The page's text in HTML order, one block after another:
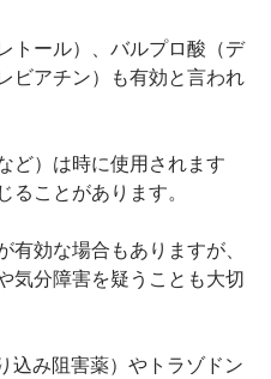
トール）、バルプロ酸（デ
ビアチン）も有効と言われ
ど）は時に使用されます
ることがあります。
効な場合もありますが、
気分障害を疑うことも大切
込み阻害薬）やトラゾドン